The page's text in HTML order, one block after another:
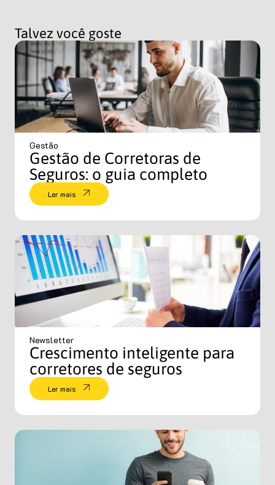
Talvez você goste
Gestão
Gestão de Corretoras de
Seguros: o guia completo
Ler mais
Newsletter
Crescimento inteligente para
corretores de seguros
Ler mais